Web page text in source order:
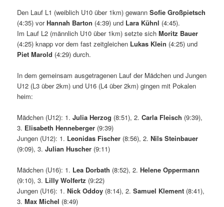
Den Lauf L1 (weiblich U10 über 1km) gewannSofie Großpietsch
(4:35) vorHannah Barton (4:39) und Lara Kühnl (4:45).
Im Lauf L2 (männlich U10 über 1km) setzte sichMoritz Bauer
(4:25) knapp vor dem fast zeitgleichen Lukas Klein (4:25) und
Piet Marold (4:29) durch.
In dem gemeinsam ausgetragenen Lauf der Mädchen und Jungen
U12 (L3 über 2km) und U16 (L4 über 2km) gingen mit Pokalen
heim:
Mädchen (U12): 1.Julia Herzog (8:51), 2.Carla Fleisch (9:39),
3. Elisabeth Henneberger (9:39)
Jungen (U12): 1. Leonidas Fischer (8:56), 2.Nils Steinbauer
(9:09), 3.Julian Huscher (9:11)
Mädchen (U16): 1. Lea Dorbath (8:52), 2.Helene Oppermann
(9:10), 3. Lilly Wolfertz (9:22)
Jungen (U16): 1.Nick Oddoy (8:14), 2.Samuel Klement (8:41),
3.Max Michel (8:49)